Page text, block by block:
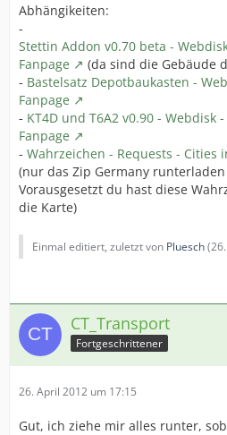
Abhängikeiten:
-
Stettin Addon v0.70 beta -
Fanpage
(da sind die Gebäude
- Bastelsatz Depotbaukasten -
Fanpage
- KT4D und T6A2 v0.90 - Webdisk
Fanpage
- Wahrzeichen - Requests - Cities
(nur das Zip Germany
Vorausgesetzt du hast diese
die Karte)
Einmal editiert, zuletzt von Pluesch(
CT_Transport
Fortgeschrittener
26. April 2012 um 17:15
Gut, ich ziehe mir alles runter,